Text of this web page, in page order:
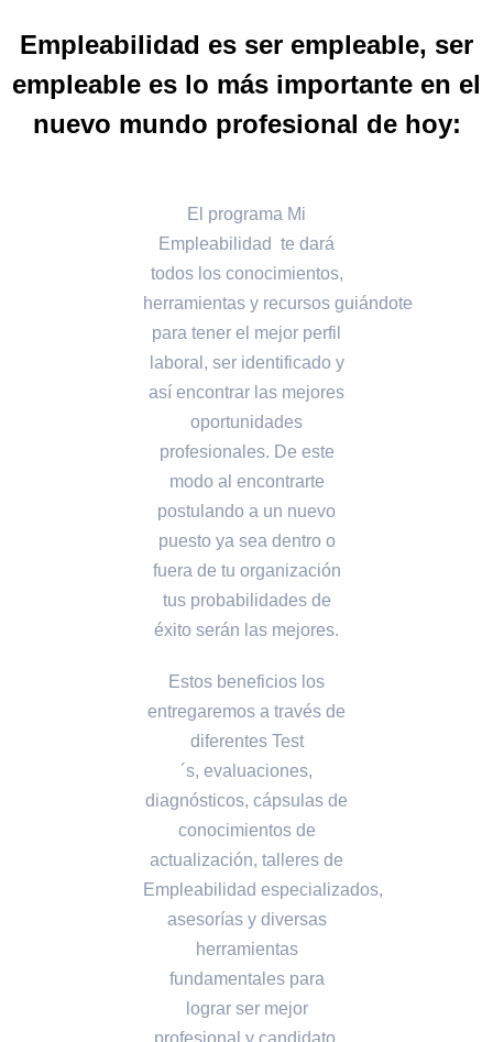
Empleabilidad es ser empleable, ser
empleable es lo más importante en el
nuevo mundo profesional de hoy:
El programa Mi
Empleabilidad te dará
todos los conocimientos,
herramientas y recursos guiándote
para tener el mejor perfil
laboral, ser identificado y
así encontrar las mejores
oportunidades
profesionales. De este
modo al encontrarte
postulando a un nuevo
puesto ya sea dentro o
fuera de tu organización
tus probabilidades de
éxito serán las mejores.
Estos beneficios los
entregaremos a través de
diferentes Test
´s, evaluaciones,
diagnósticos, cápsulas de
conocimientos de
actualización, talleres de
Empleabilidad especializados,
asesorías y diversas
herramientas
fundamentales para
lograr ser mejor
profesional y candidato.